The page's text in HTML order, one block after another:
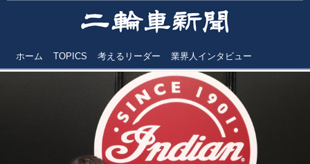
ホーム TOPICS 考えるリーダー 業界人インタビュー